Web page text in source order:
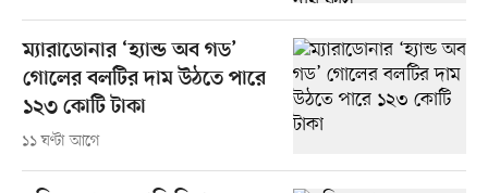
ম্যারাডোনার ‘হ্যান্ড অব গড’
গোলের বলটির দাম উঠতে পারে
১২৩ কোটি টাকা
১১ ঘণ্টা আগে